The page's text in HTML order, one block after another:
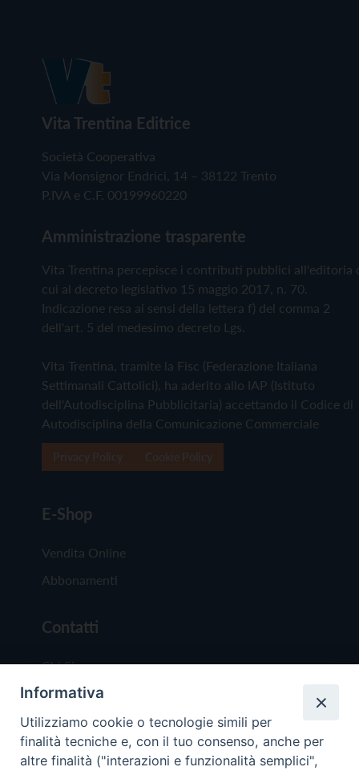
Vita Trentina Editrice
Società Cooperativa
Via Monsignor Endrici, 14 – 38122 Trento
P.IVA e C.F. 00199960220
Amministrazione trasparente
Vita Trentina percepisce i contributi pubblici all'editoria
cui al decreto legislativo 15 maggio 2017, n. 70.
Indicazione resa ai sensi della lettera f) del comma 2
dell'art. 5 del medesimo decreto Lgs.
Vita Trentina, tramite la Fisc (Federazione Italiana
Settimanali Cattolici), ha aderito allo IAP (Istituto
dell'Autodisciplina Pubblicitaria) accettando il Codice di
Autodisciplina della Comunicazione Commerciale
E-Shop
Vendita Online
Abbonamenti
Contatti
Chi Siamo
Redazione
Scrivici
Informativa
Utilizziamo cookie o tecnologie simili per
finalità tecniche e, con il tuo consenso, anche per
altre finalità ("interazioni e funzionalità semplici",